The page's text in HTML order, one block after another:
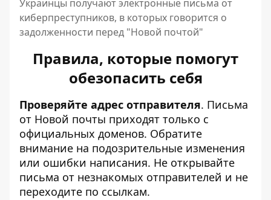
Украинцы получают электронные письма от
киберпреступников, в которых говорится о
задолженности перед "Новой почтой"
Правила, которые помогут
обезопасить себя
Проверяйте адрес отправителя. Письма
от Новой почты приходят только с
официальных доменов. Обратите
внимание на подозрительные изменения
или ошибки написания. Не открывайте
письма от незнакомых отправителей и не
переходите по ссылкам.